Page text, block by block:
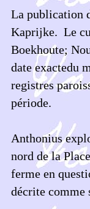
La publication
Kaprijke. Le
Boekhoute;
date exactedu
registres
période.
Anthonius
nord de la
ferme en
décrite comme